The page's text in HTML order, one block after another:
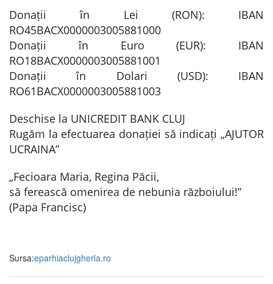
Donații în Lei (RON): IBAN
RO45BACX0000003005881000
Donații în Euro (EUR): IBAN
RO18BACX0000003005881001
Donații în Dolari (USD): IBAN
RO61BACX0000003005881003
Deschise la UNICREDIT BANK CLUJ
Rugăm la efectuarea donației să indicați „AJUTOR
UCRAINA”
„Fecioara Maria, Regina Păcii,
să ferească omenirea de nebunia războiului!”
(Papa Francisc)
Sursa:eparhiaclujgherla.ro